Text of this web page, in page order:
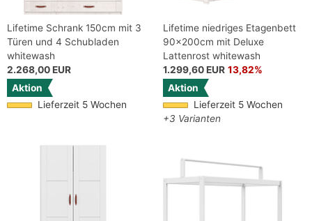
Lifetime Schrank 150cm mit 3
Türen und 4 Schubladen
whitewash
2.268,00 EUR
Aktion
Lieferzeit 5 Wochen
Lifetime niedriges Etagenbett
90x200cm mit Deluxe
Lattenrost whitewash
1.299,60 EUR 13,82%
Aktion
Lieferzeit 5 Wochen
+3 Varianten